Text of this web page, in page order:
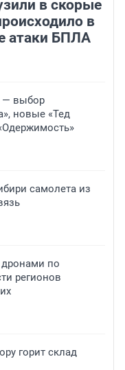
в скорые
в
атаки БПЛА
— выбор
новые «Тед
самолета из
по
регионов
горит склад